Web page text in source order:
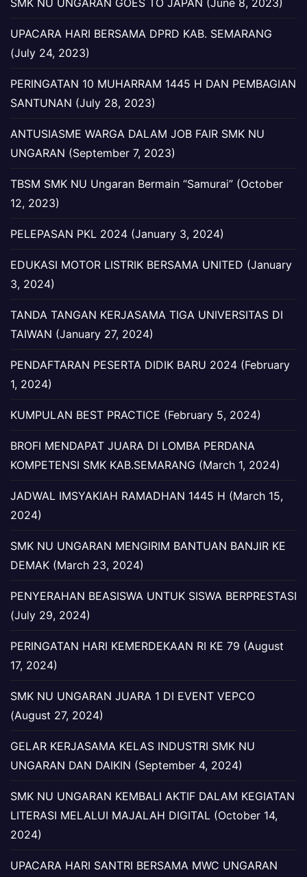
SMK NU UNGARAN GOES TO JAPAN (June 8, 2023)
UPACARA HARI BERSAMA DPRD KAB. SEMARANG
(July 24, 2023)
PERINGATAN 10 MUHARRAM 1445 H DAN PEMBAGIAN
SANTUNAN (July 28, 2023)
ANTUSIASME WARGA DALAM JOB FAIR SMK NU
UNGARAN (September 7, 2023)
TBSM SMK NU Ungaran Bermain “Samurai” (October
12, 2023)
PELEPASAN PKL 2024 (January 3, 2024)
EDUKASI MOTOR LISTRIK BERSAMA UNITED (January
3, 2024)
TANDA TANGAN KERJASAMA TIGA UNIVERSITAS DI
TAIWAN (January 27, 2024)
PENDAFTARAN PESERTA DIDIK BARU 2024 (February
1, 2024)
KUMPULAN BEST PRACTICE (February 5, 2024)
BROFI MENDAPAT JUARA DI LOMBA PERDANA
KOMPETENSI SMK KAB.SEMARANG (March 1, 2024)
JADWAL IMSYAKIAH RAMADHAN 1445 H (March 15,
2024)
SMK NU UNGARAN MENGIRIM BANTUAN BANJIR KE
DEMAK (March 23, 2024)
PENYERAHAN BEASISWA UNTUK SISWA BERPRESTASI
(July 29, 2024)
PERINGATAN HARI KEMERDEKAAN RI KE 79 (August
17, 2024)
SMK NU UNGARAN JUARA 1 DI EVENT VEPCO
(August 27, 2024)
GELAR KERJASAMA KELAS INDUSTRI SMK NU
UNGARAN DAN DAIKIN (September 4, 2024)
SMK NU UNGARAN KEMBALI AKTIF DALAM KEGIATAN
LITERASI MELALUI MAJALAH DIGITAL (October 14,
2024)
UPACARA HARI SANTRI BERSAMA MWC UNGARAN